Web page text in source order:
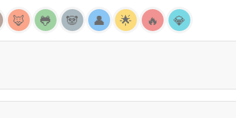
🦊 🐸 🐼 👤 🌟 🔥 💎